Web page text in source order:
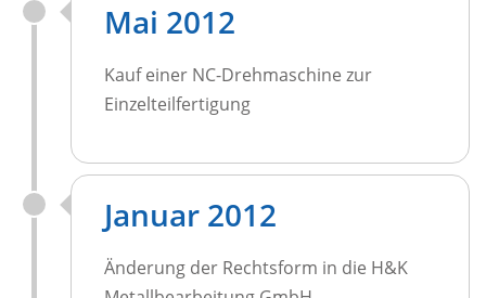
Mai 2012
Kauf einer NC-Drehmaschine zur
Einzelteilfertigung
Januar 2012
Änderung der Rechtsform in die H&K